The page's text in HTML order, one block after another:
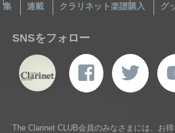
集
連載 クラリネット楽譜購入 グ
SNSをフォロー
The Clarinet CLUB会員のみなさまには、お